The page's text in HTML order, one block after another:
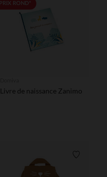
PRIX ROND*
Livre de naissance Zanimo